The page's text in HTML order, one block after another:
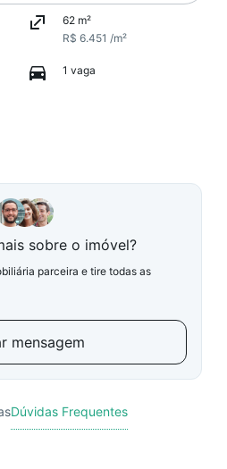
62 m²
R$ 6.451 /m²
1 vaga
sobre o imóvel?
parceira e tire todas as
mensagem
Dúvidas Frequentes